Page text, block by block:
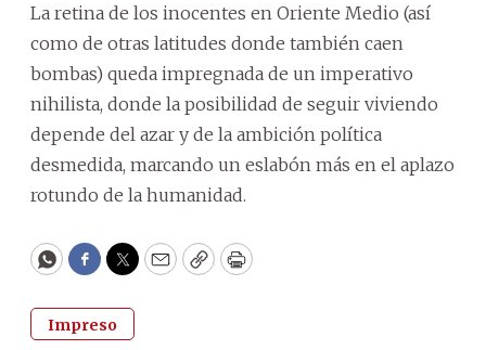
La retina de los inocentes en Oriente Medio (así
como de otras latitudes donde también caen
bombas) queda impregnada de un imperativo
nihilista, donde la posibilidad de seguir viviendo
depende del azar y de la ambición política
desmedida, marcando un eslabón más en el aplazo
rotundo de la humanidad.
WhatsApp
Facebook
Twitter
EmailCopyPrint
Impreso